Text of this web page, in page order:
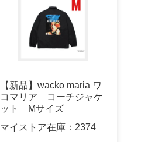
【新品】wacko maria ワ
コマリア コーチジャケ
ット Mサイズ
マイストア在庫： 2374